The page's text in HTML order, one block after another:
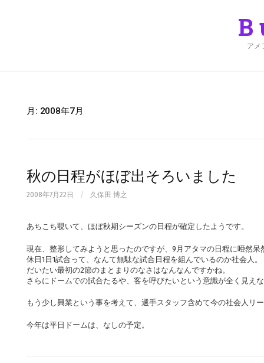
アメ
月: 2008年7月
秋の日程がほぼ出そろいました
2008年7月22日 / 久保田 博之
あちこち覗いて、ほぼ秋期シーズンの日程が確定したようです。
現在、整形してみようと思ったのですが、9月アタマの日程に唖然呆
休日1日1試合って、なんて無駄な試合日程を組んでいるのか社会人。
だいたい最初の2節のまとまりのなさはなんなんですかね。
さらにドームでの試合たるや、客を呼びたいという意識が全く見え
もう少し興業という事を考えて、選手スタッフ含めて今の社会人リ
今年は平日ドームは、なしの予定。